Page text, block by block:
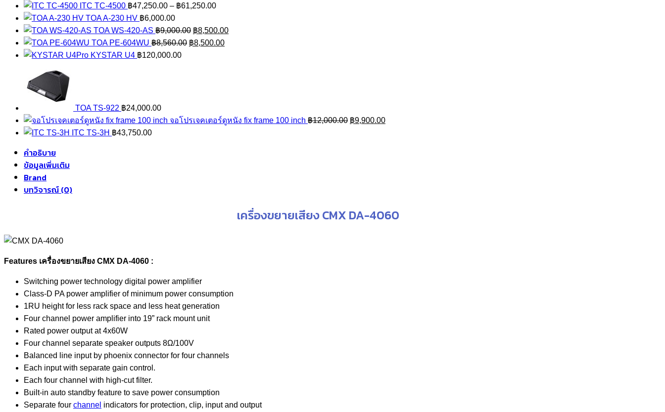
ITC TC-4500 ฿47,250.00 – ฿61,250.00Price
฿47,250.00
through
TOA A-230 HV ฿6,000.00
TOA WS-420-AS ฿9,000.00 Original
price
฿8,500.00Current
TOA PE-604WU ฿8,560.00 Original
฿8,500.00Current
KYSTAR U4 ฿120,000.00
TOA TS-922 ฿24,000.00
จอโปรเจคเตอร์ดูหนัง fix frame 100 inch ฿12,000.00 Original
฿9,900.00Current
ITC TS-3H ฿43,750.00
คำอธิบาย
ข้อมูลเพิ่มเติม
Brand
บทวิจารณ์ (0)
เครื่องขยายเสียง CMX DA-4060
Features เครื่องขยายเสียง CMX DA-4060 :
Switching power technology digital power amplifier
Class-D PA power amplifier of minimum power consumption
1RU height for less rack space and less heat generation
Four channel power amplifier into 19” rack mount unit
Rated power output at 4x60W
Four channel separate speaker outputs 8Ω/100V
Balanced line input by phoenix connector for four channels
Each input with separate gain control.
Each four channel with high-cut filter.
Built-in auto standby feature to save power consumption
Separate four channel indicators for protection, clip, input and output